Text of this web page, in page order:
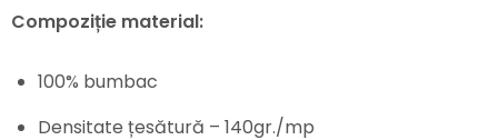
Compoziție material:
100% bumbac
Densitate țesătură – 140gr./mp